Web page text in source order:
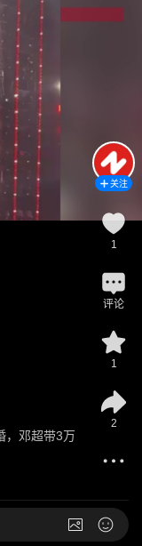
，邓超带3万
关注
1
评论
1
2